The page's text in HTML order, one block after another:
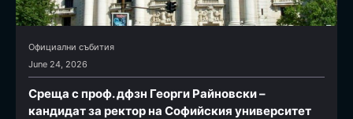
Официални събития
June 24, 2026
Среща с проф. дфзн Георги Райновски –
кандидат за ректор на Софийския университет